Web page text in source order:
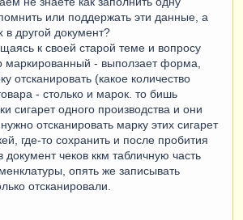
или поддержать эти данные, а
в другой документ?
к своей старой теме и вопросу
маркированный - выползает форма,
отсканировать (какое количество
- столько и марок. то бишь
сигарет одного производства и они
отсканировать марку этих сигарет
где-то сохранить и после пробития
документ чеков ккм табличную часть
опять же записывать
отсканировали.